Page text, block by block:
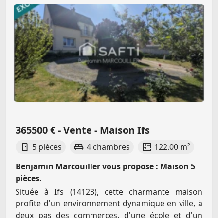
365500 € - Vente - Maison Ifs
5 pièces 4 chambres
122.00 m²
Benjamin Marcouiller vous propose : Maison 5
pièces.
Située à Ifs (14123), cette charmante maison
profite d'un environnement dynamique en ville, à
deux pas des commerces, d'une école et d'un